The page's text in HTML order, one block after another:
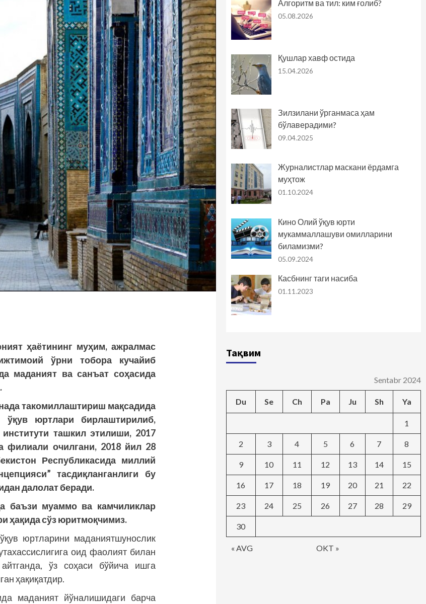
ҳаётининг муҳим, ажралмас
ўрни тобора кучайиб
маданият ва санъат соҳасида
такомиллаштириш мақсадида
юртлари бирлаштирилиб,
ташкил этилиши, 2017
филиали очилгани, 2018 йил 28
Республикасида миллий
тасдиқланганлиги бу
далолат беради.
баъзи муаммо ва камчиликлар
ҳақида сўз юритмоқчимиз.
юртларини маданиятшунослик
оид фаолият билан
ўз соҳаси бўйича ишга
ҳақиқатдир.
маданият йўналишидаги барча
Алгоритм ва тил: ким ғолиб?
05.08.2026
Қушлар хавф остида
15.04.2026
Зилзилани ўрганмаса ҳам
бўлаверадими?
09.04.2025
Журналистлар маскани ёрдамга
муҳтож
01.10.2024
Кино Олий ўқув юрти
мукаммаллашуви омилларини
биламизми?
05.09.2024
Касбнинг таги насиба
01.11.2023
Тақвим
Sentabr 2024
Du Se Ch Pa Ju Sh Ya
« AVG OKT »
1
2 3 4 5 6 7 8
9 10 11 12 13 14 15
16 17 18 19 20 21 22
23 24 25 26 27 28 29
30